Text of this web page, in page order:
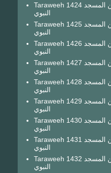
Taraweeh 1424 صلاة التراويح من المسجد
النبوي
Taraweeh 1425 صلاة التراويح من المسجد
النبوي
Taraweeh 1426 صلاة التراويح من المسجد
النبوي
Taraweeh 1427 صلاة التراويح من المسجد
النبوي
Taraweeh 1428 صلاة التراويح من المسجد
النبوي
Taraweeh 1429 صلاة التراويح من المسجد
النبوي
Taraweeh 1430 صلاة التراويح من المسجد
النبوي
Taraweeh 1431 صلاة التراويح من المسجد
النبوي
Taraweeh 1432 صلاة التراويح من المسجد
النبوي